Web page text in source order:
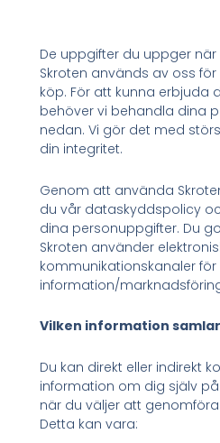
De uppgifter du uppger
Skroten används av oss
köp. För att kunna erbjuda
behöver vi behandla dina
nedan. Vi gör det med
din integritet.
Genom att använda
du vår dataskyddspolicy
dina personuppgifter. Du
Skroten använder
kommunikationskanaler för
information/
Vilken information
Du kan direkt eller indirekt
information om dig själv
när du väljer att
Detta kan vara: